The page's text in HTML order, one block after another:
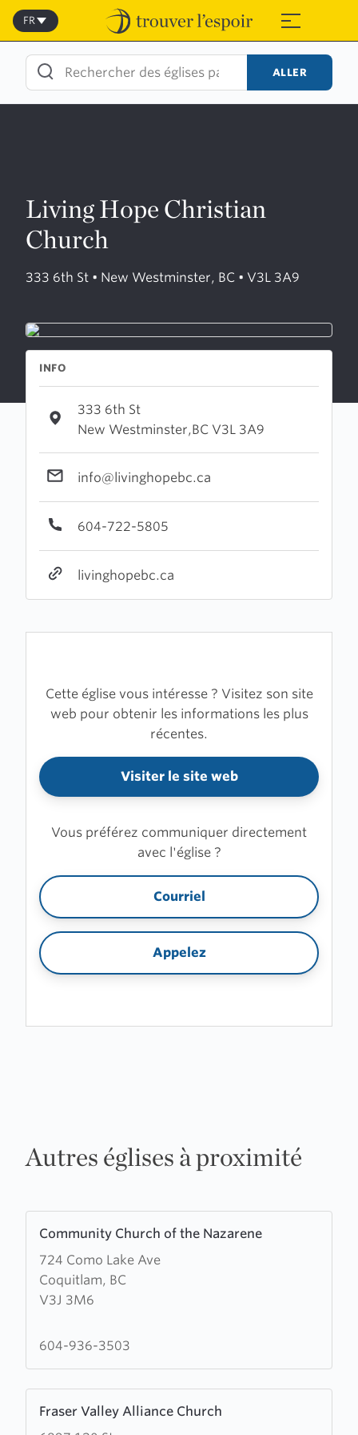
Skip
content
≡
FR
ALLER
Living Hope Christian
Church
333 6th St • New Westminster, BC • V3L 3A9
INFO
333 6th St
New Westminster,BC V3L 3A9
info@livinghopebc.ca
604-722-5805
livinghopebc.ca
Cette église vous intéresse ? Visitez son site
web pour obtenir les informations les plus
récentes.
Visiter le site web
Vous préférez communiquer directement
avec l'église ?
Courriel
Appelez
Autres églises à proximité
Community Church of the Nazarene
724 Como Lake Ave
Coquitlam, BC
V3J 3M6
more
about
Community
Church
the604-936-3503
Fraser Valley Alliance Church
more